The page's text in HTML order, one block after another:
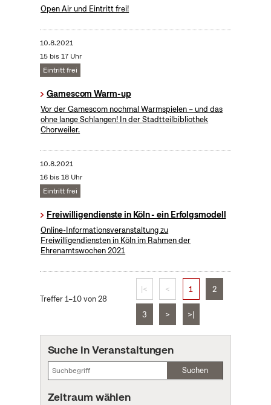
Open Air und Eintritt frei!
10.8.2021
15 bis 17 Uhr
Eintritt frei
Gamescom Warm-up
Vor der Gamescom nochmal Warmspielen – und das
ohne lange Schlangen! In der Stadtteilbibliothek
Chorweiler.
10.8.2021
16 bis 18 Uhr
Eintritt frei
Freiwilligendienste in Köln - ein Erfolgsmodell
Online-Informationsveranstaltung zu
Freiwilligendiensten in Köln im Rahmen der
Ehrenamtswochen 2021
Treffer 1–10 von 28
|< < 1 2
3 > >|
Suche in Veranstaltungen
Suchen
Zeitraum wählen